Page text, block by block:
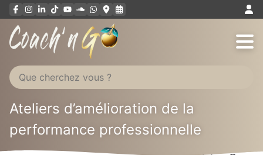
Aller
au
Ateliers d’amélioration de la
performance professionnelle